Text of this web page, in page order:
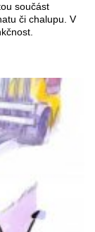
součást
či chalupu. V